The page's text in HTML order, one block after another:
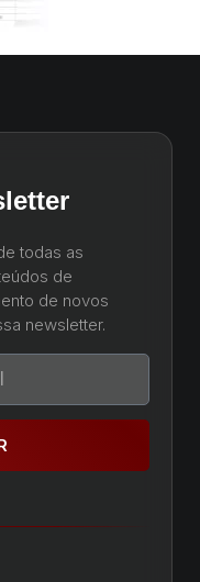
todas as
de
de novos
newsletter.